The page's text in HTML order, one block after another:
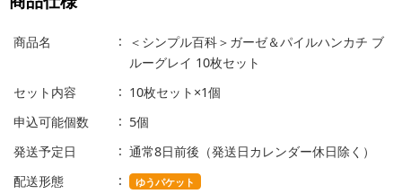
商品名
＜シンプル百科＞ガーゼ＆パイルハンカチ ブ
ルーグレイ 10枚セット
セット内容
10枚セット×1個
申込可能個数
5個
発送予定日
通常8日前後（発送日カレンダー休日除く）
配送形態
ゆうパケット